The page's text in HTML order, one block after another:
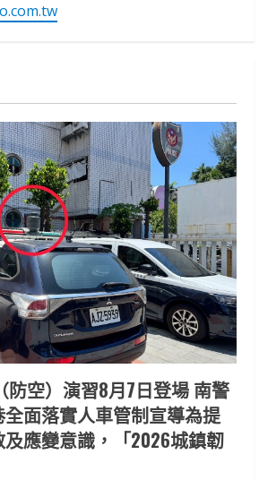
防空）演習8月7日登場 南警
面落實人車管制宣導為提
應變意識，「2026城鎮韌